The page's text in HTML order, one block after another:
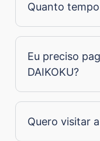
Quanto
Eu preciso
DAIKOKU?
Quero visitar